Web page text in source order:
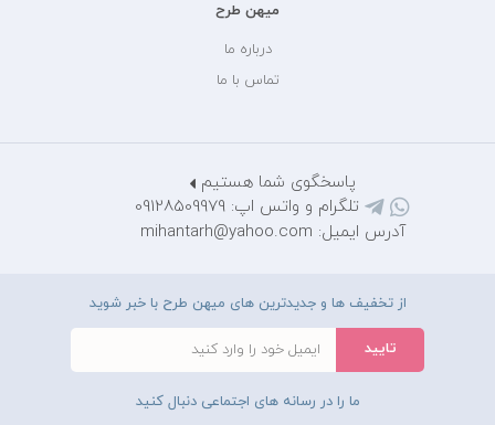
میهن طرح
درباره ما
تماس با ما
پاسخگوی شما هستیم
تلگرام و واتس اپ: 09128509979
آدرس ایمیل: mihantarh@yahoo.com
از تخفیف ها و جدیدترین های میهن طرح با خبر شوید
ما را در رسانه های اجتماعی دنبال کنید